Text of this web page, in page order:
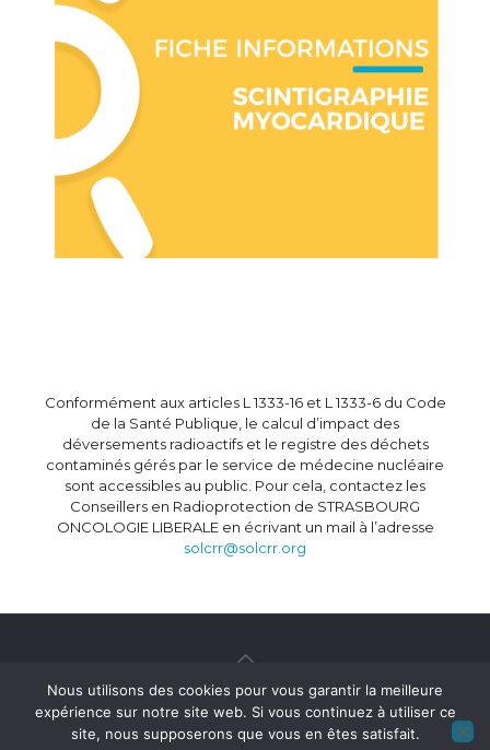
Conformément aux articles L 1333-16 et L 1333-6 du Code
de la Santé Publique, le calcul d’impact des
déversements radioactifs et le registre des déchets
contaminés gérés par le service de médecine nucléaire
sont accessibles au public. Pour cela, contactez les
Conseillers en Radioprotection de STRASBOURG
ONCOLOGIE LIBERALE en écrivant un mail à l’adresse
solcrr@solcrr.org
Mentions légales
Nous utilisons des cookies pour vous garantir la meilleure
expérience sur notre site web. Si vous continuez à utiliser ce
site, nous supposerons que vous en êtes satisfait.